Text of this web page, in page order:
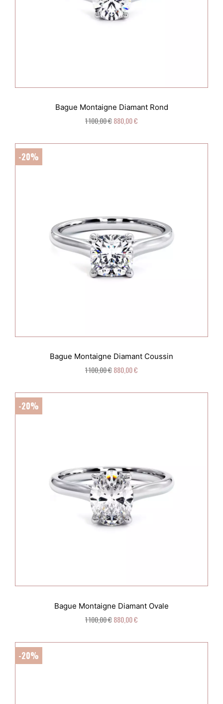
Bague Montaigne Diamant Rond
1 100,00 €880,00 €
Bague Montaigne Diamant Coussin
1 100,00 €880,00 €
-20%
Bague Montaigne Diamant Ovale
1 100,00 €880,00 €
-20%
-20%